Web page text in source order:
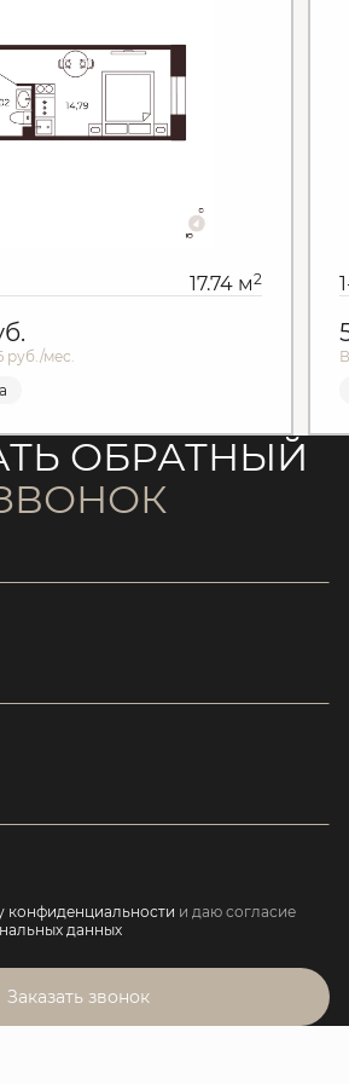
17.74 м2
руб./мес.
ОБРАТНЫЙ
конфиденциальности и даю согласие
данных
Заказать звонок